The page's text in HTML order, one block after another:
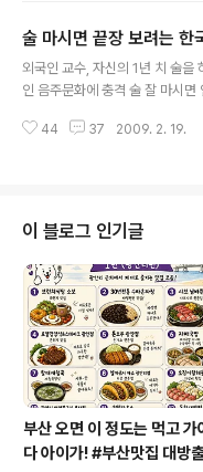
서 신의 이야기를 했다. 현존하는
상 칼 루비아라는 과학자가 있다.
리학 자문 연구기관 소장으로 있
말한다고 하거나 분자를 말한다고
술 마시면 끝장 보려는 한
외국인 교수, 자신의 1년 치 술을
인 음주문화에 충격 술 잘 마시면
오는 단골 질문 중에 하나가 자신
술을 마시느냐고 하면 ‘상대방의
임이 끝날 때까지 자리를 지키며
그래서 어느 정도 그런 자리를 가
에 2,3번 정도 있다고 말한다. 가
자랑하듯이 말한다. ‘도대체 공부
는 것하고 인간관계..
44 37 2009. 2. 19.
이 블로그 인기글
부산 오면 이 정도는 먹고 가
다 아이가! #부산맛집 대방